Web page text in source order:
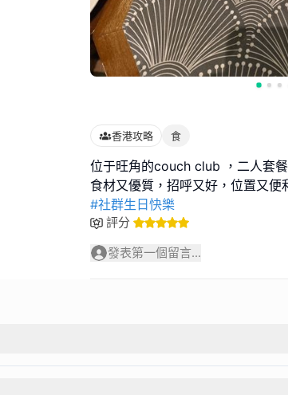
香港攻略 食
位于旺角的couch club ，二人套
#社群生日快樂
評分
發表第一個留言...